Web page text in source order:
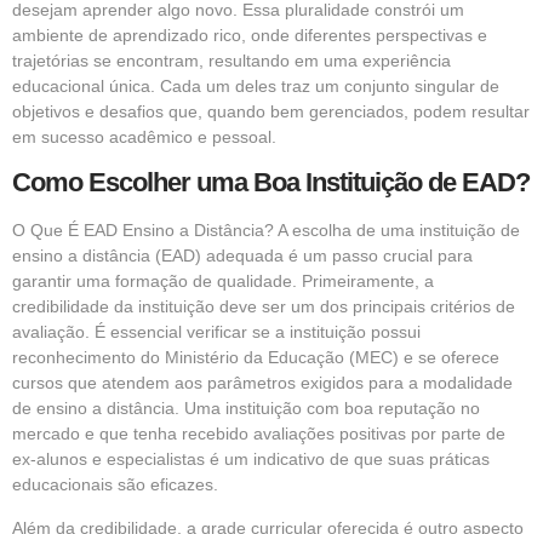
desejam aprender algo novo. Essa pluralidade constrói um
ambiente de aprendizado rico, onde diferentes perspectivas e
trajetórias se encontram, resultando em uma experiência
educacional única. Cada um deles traz um conjunto singular de
objetivos e desafios que, quando bem gerenciados, podem resultar
em sucesso acadêmico e pessoal.
Como Escolher uma Boa Instituição de EAD?
O Que É EAD Ensino a Distância? A escolha de uma instituição de
ensino a distância (EAD) adequada é um passo crucial para
garantir uma formação de qualidade. Primeiramente, a
credibilidade da instituição deve ser um dos principais critérios de
avaliação. É essencial verificar se a instituição possui
reconhecimento do Ministério da Educação (MEC) e se oferece
cursos que atendem aos parâmetros exigidos para a modalidade
de ensino a distância. Uma instituição com boa reputação no
mercado e que tenha recebido avaliações positivas por parte de
ex-alunos e especialistas é um indicativo de que suas práticas
educacionais são eficazes.
Além da credibilidade, a grade curricular oferecida é outro aspecto